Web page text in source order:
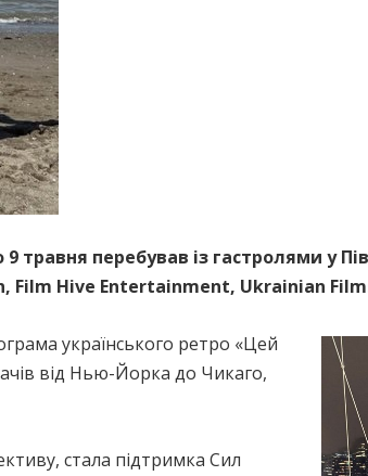
травня перебував із гастролями у
Film Hive Entertainment, Ukrainian
українського ретро «Цей
від Нью-Йорка до Чикаго,
стала підтримка Сил